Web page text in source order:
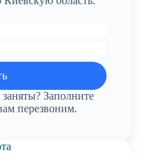
Заполните
перезвоним.